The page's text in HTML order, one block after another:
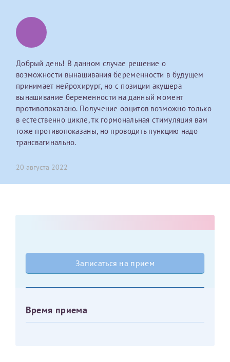
Добрый день! В данном случае решение о
возможности вынашивания беременности в будущем
принимает нейрохирург, но с позиции акушера
вынашивание беременности на данный момент
противопоказано. Получение ооцитов возможно только
в естественно цикле, тк гормональная стимуляция вам
тоже противопоказаны, но проводить пункцию надо
трансвагинально.
20 августа 2022
Записаться на прием
Время приема
За год/годы
2022
2023
2024
2025
Лично в кассе центра
Электронная почта*